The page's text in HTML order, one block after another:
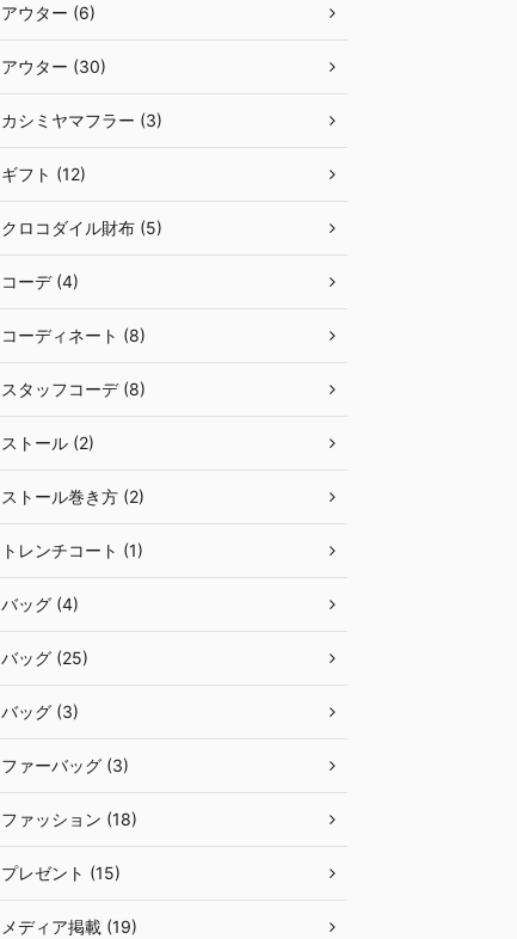
アウター (6)
アウター (30)
カシミヤマフラー (3)
ギフト (12)
クロコダイル財布 (5)
コーデ (4)
コーディネート (8)
スタッフコーデ (8)
ストール (2)
ストール巻き方 (2)
トレンチコート (1)
バッグ (4)
バッグ (25)
バッグ (3)
ファーバッグ (3)
ファッション (18)
プレゼント (15)
メディア掲載 (19)